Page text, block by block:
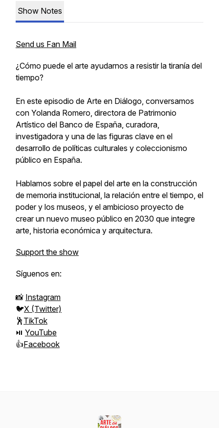
Show Notes
Send us Fan Mail
¿Cómo puede el arte ayudarnos a resistir la tiranía del
tiempo?
En este episodio de Arte en Diálogo, conversamos
con Yolanda Romero, directora de Patrimonio
Artístico del Banco de España, curadora,
investigadora y una de las figuras clave en el
desarrollo de políticas culturales y coleccionismo
público en España.
Hablamos sobre el papel del arte en la construcción
de memoria institucional, la relación entre el tiempo, el
poder y los museos, y el ambicioso proyecto de
crear un nuevo museo público en 2030 que integre
arte, historia económica y arquitectura.
Support the show
Síguenos en:
📸 Instagram
🐦X (Twitter)
🕺 TikTok
⏯ YouTube
👍Facebook